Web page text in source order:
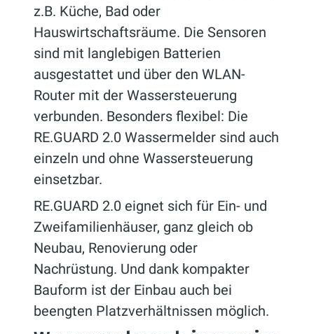
z.B. Küche, Bad oder
Hauswirtschaftsräume. Die Sensoren
sind mit langlebigen Batterien
ausgestattet und über den WLAN-
Router mit der Wassersteuerung
verbunden. Besonders flexibel: Die
RE.GUARD 2.0 Wassermelder sind auch
einzeln und ohne Wassersteuerung
einsetzbar.
RE.GUARD 2.0 eignet sich für Ein- und
Zweifamilienhäuser, ganz gleich ob
Neubau, Renovierung oder
Nachrüstung. Und dank kompakter
Bauform ist der Einbau auch bei
beengten Platzverhältnissen möglich.